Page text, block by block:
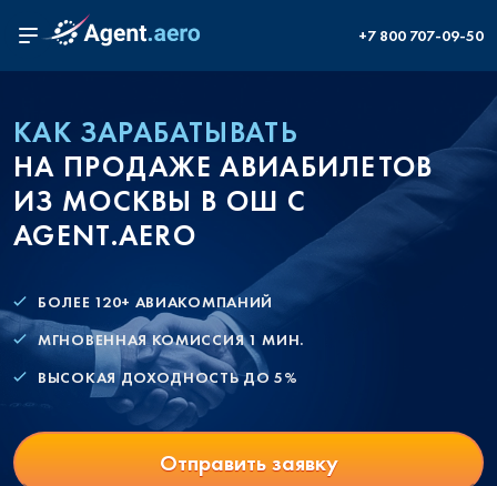
+7 800 707-09-50
КАК ЗАРАБАТЫВАТЬ
НА ПРОДАЖЕ АВИАБИЛЕТОВ
ИЗ МОСКВЫ В ОШ С
AGENT.AERO
БОЛЕЕ 120+ АВИАКОМПАНИЙ
МГНОВЕННАЯ КОМИССИЯ 1 МИН.
ВЫСОКАЯ ДОХОДНОСТЬ ДО 5%
Отправить заявку